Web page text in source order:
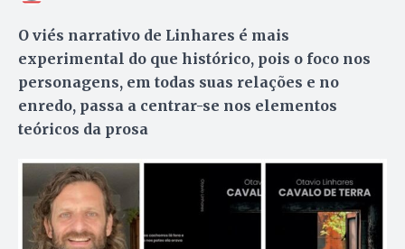
O viés narrativo de Linhares é mais
experimental do que histórico, pois o foco nos
personagens, em todas suas relações e no
enredo, passa a centrar-se nos elementos
teóricos da prosa